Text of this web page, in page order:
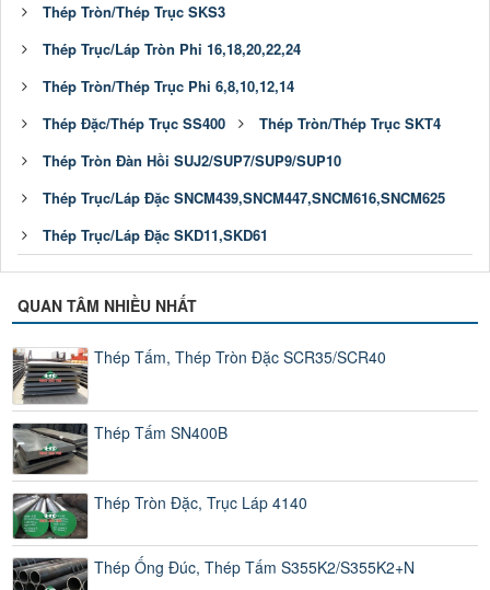
Thép Tròn/Thép Trục SKS3
Thép Trục/Láp Tròn Phi 16,18,20,22,24
Thép Tròn/Thép Trục Phi 6,8,10,12,14
Thép Đặc/Thép Trục SS400
Thép Tròn/Thép Trục SKT4
Thép Tròn Đàn Hồi SUJ2/SUP7/SUP9/SUP10
Thép Trục/Láp Đặc SNCM439,SNCM447,SNCM616,SNCM625
Thép Trục/Láp Đặc SKD11,SKD61
QUAN TÂM NHIỀU NHẤT
Thép Tấm, Thép Tròn Đặc SCR35/SCR40
Thép Tấm SN400B
Thép Tròn Đặc, Trục Láp 4140
Thép Ống Đúc, Thép Tấm S355K2/S355K2+N